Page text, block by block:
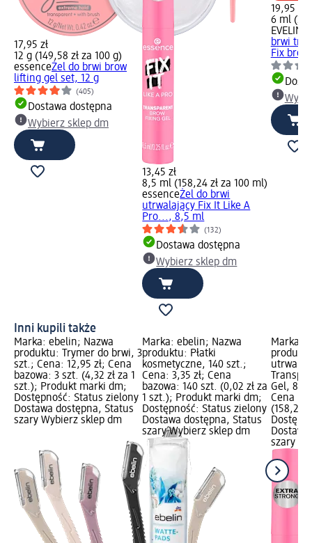
17,95 zł
12 g (149,58 zł za 100 g)
essenceŻel do brwi brow
lifting gel set, 12 g
(405)
Dostawa dostępna
Wybierz sklep dm
13,45 zł
8,5 ml (158,24 zł za 100 ml)
essenceŻel do brwi
utrwalający Fix It Like A
Pro..., 8,5 ml
(132)
Dostawa dostępna
Wybierz sklep dm
19,95 zł
6 ml
EVELINE
brwi
Fix
Inni kupili także
Marka: ebelin; Nazwa
produktu: Trymer do brwi, 3
szt.; Cena: 12,95 zł; Cena
bazowa: 3 szt. (4,32 zł za 1
szt.); Produkt marki dm;
Dostępność: Status zielony
Dostawa dostępna, Status
szary Wybierz sklep dm
Marka: ebelin; Nazwa
produktu: Płatki
kosmetyczne, 140 szt.;
Cena: 3,35 zł; Cena
bazowa: 140 szt. (0,02 zł za
1 szt.); Produkt marki dm;
Dostępność: Status zielony
Dostawa dostępna, Status
szary Wybierz sklep dm
Marka:
Gel, 8,5
Cena
(158,24
szary